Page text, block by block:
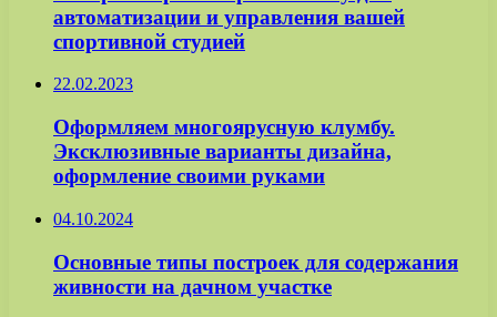
автоматизации и управления вашей
спортивной студией
22.02.2023
Оформляем многоярусную клумбу.
Эксклюзивные варианты дизайна,
оформление своими руками
04.10.2024
Основные типы построек для содержания
живности на дачном участке